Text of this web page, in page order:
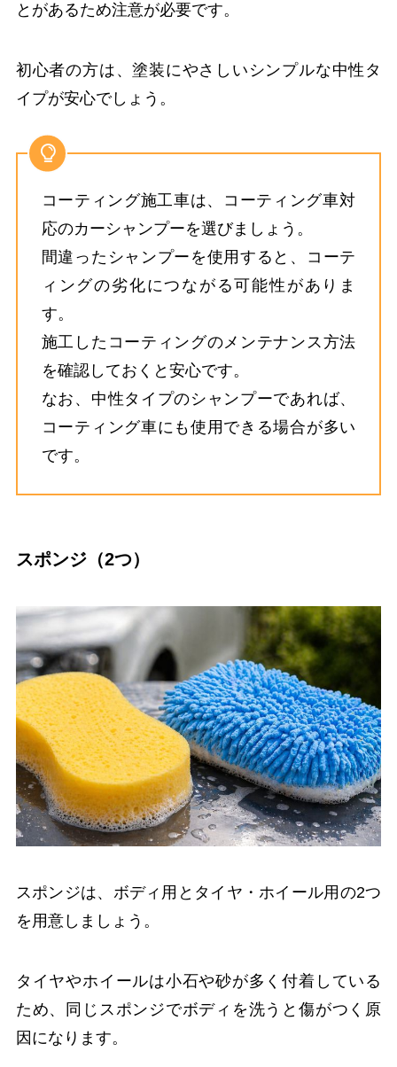
とがあるため注意が必要です。
初心者の方は、塗装にやさしいシンプルな中性タ
イプが安心でしょう。
コーティング施工車は、コーティング車対
応のカーシャンプーを選びましょう。
間違ったシャンプーを使用すると、コーテ
ィングの劣化につながる可能性がありま
す。
施工したコーティングのメンテナンス方法
を確認しておくと安心です。
なお、中性タイプのシャンプーであれば、
コーティング車にも使用できる場合が多い
です。
スポンジ（2つ）
スポンジは、ボディ用とタイヤ・ホイール用の2つ
を用意しましょう。
タイヤやホイールは小石や砂が多く付着している
ため、同じスポンジでボディを洗うと傷がつく原
因になります。